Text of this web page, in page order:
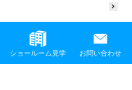
ショールーム見学 お問い合わせ